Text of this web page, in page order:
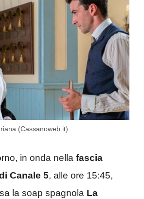
(Cassanoweb.it)
in onda nella fascia
Canale 5, alle ore 15:45,
la soap spagnola La